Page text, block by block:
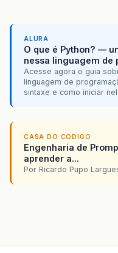
ALURA
O que é Python? —
nessa linguagem de
Acesse agora o guia
linguagem de
sintaxe e como iniciar
CASA DO CODIGO
Engenharia de
aprender a...
Por Ricardo Pupo